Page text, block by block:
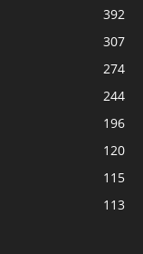
392
307
274
244
196
120
115
113